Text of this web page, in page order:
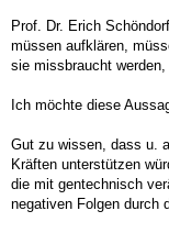
Prof. Dr. Erich
müssen aufklären,
sie missbraucht
Ich möchte diese
Gut zu wissen, dass u.
Kräften unterstützen
die mit gentechnisch
negativen Folgen durch